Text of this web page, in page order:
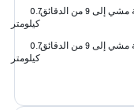
9 من الدقائق
0.7
كيلومتر
9 من الدقائق
0.7
كيلومتر